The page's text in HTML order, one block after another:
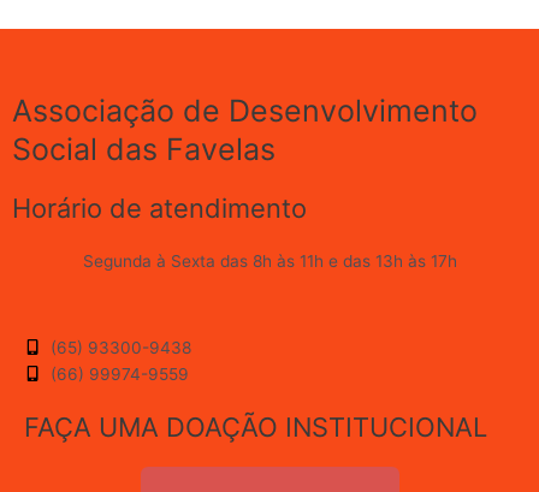
Associação de Desenvolvimento
Social das Favelas
Horário de atendimento
Segunda à Sexta das 8h às 11h e das 13h às 17h
(65) 93300-9438
(66) 99974-9559
FAÇA UMA DOAÇÃO INSTITUCIONAL